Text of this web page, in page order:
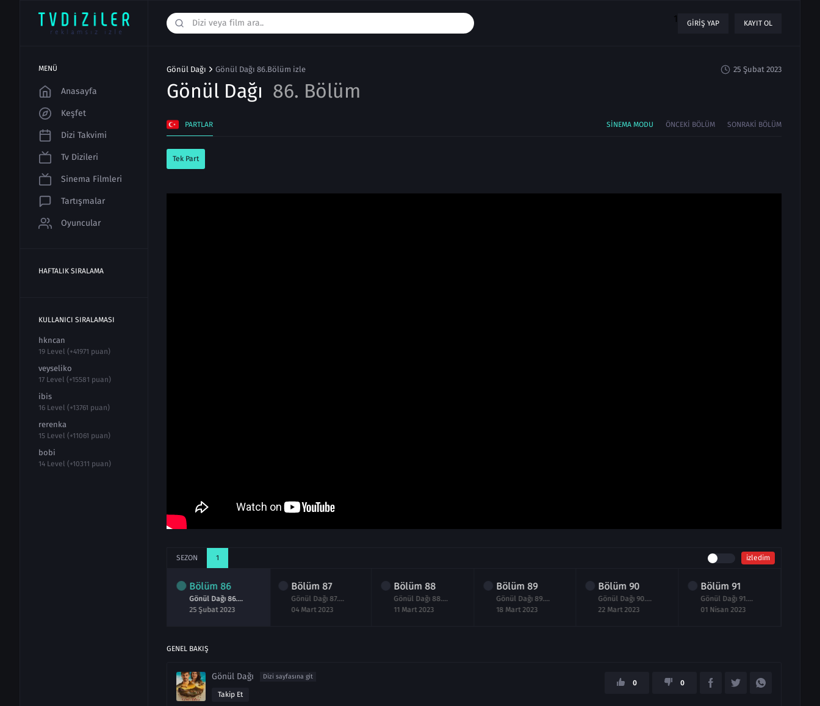
1 GIRIŞ YAP KAYIT OL
MENÜ
Anasayfa
Keşfet
Dizi Takvimi
Tv Dizileri
Sinema Filmleri
Tartışmalar
Oyuncular
HAFTALIK SIRALAMA
KULLANICI SIRALAMASI
hkncan
19 Level (+41971 puan)
veyseliko
17 Level (+15581 puan)
ibis
16 Level (+13761 puan)
rerenka
15 Level (+11061 puan)
bobi
14 Level (+10311 puan)
Gönül Dağı Gönül Dağı 86.Bölüm izle
Gönül Dağı 86. Bölüm
25 Şubat 2023
PARTLAR SINEMA MODU ÖNCEKI BÖLÜM SONRAKI BÖLÜM
Tek Part
SEZON 1 izledim
Bölüm86
Gönül Dağı 86.Bölüm izle
25 Şubat 2023
Bölüm87
Gönül Dağı 87.Bölüm izle
04 Mart 2023
Bölüm88
Gönül Dağı 88.Bölüm izle
11 Mart 2023
Bölüm89
Gönül Dağı 89.Bölüm izle
18 Mart 2023
Bölüm90
Gönül Dağı 90.Bölüm izle
22 Mart 2023
Bölüm91
Gönül Dağı 91.Bölüm izle
01 Nisan 2023
GENEL BAKIŞ
Gönül Dağı Dizi sayfasına git
Takip Et
0 0